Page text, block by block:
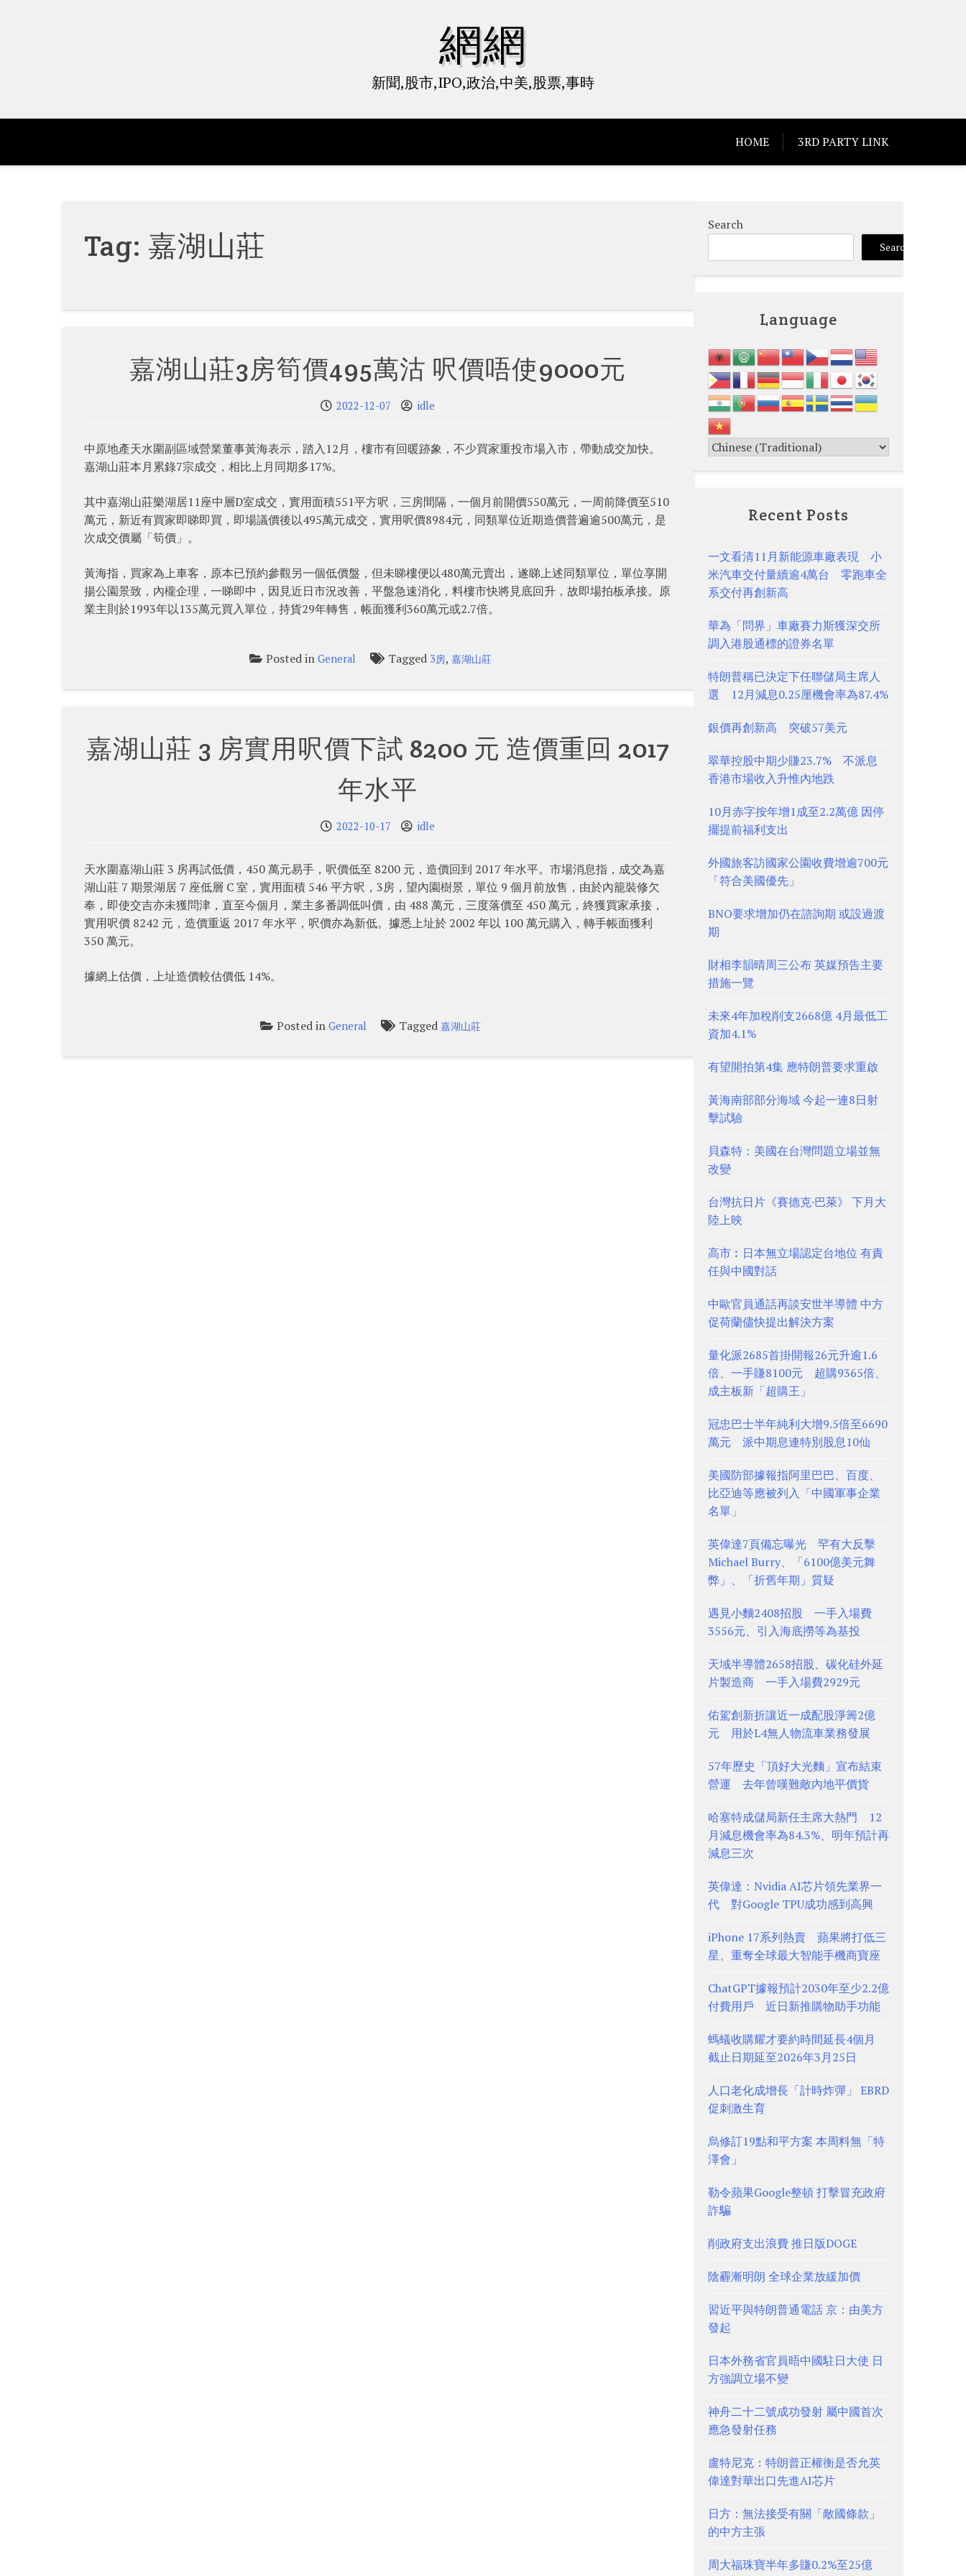
網網
新聞,股市,IPO,政治,中美,股票,事時
HOME 3RD PARTY LINK
Tag: 嘉湖山莊
嘉湖山莊3房筍價495萬沽 呎價唔使9000元
2022-12-07 idle
中原地產天水圍副區域營業董事黃海表示，踏入12月，樓市有回暖跡象，不少買家重投市場入市，帶動成交加快。
嘉湖山莊本月累錄7宗成交，相比上月同期多17%。
其中嘉湖山莊樂湖居11座中層D室成交，實用面積551平方呎，三房間隔，一個月前開價550萬元，一周前降價至510
萬元，新近有買家即睇即買，即場議價後以495萬元成交，實用呎價8984元，同類單位近期造價普遍逾500萬元，是
次成交價屬「筍價」。
黃海指，買家為上車客，原本已預約參觀另一個低價盤，但未睇樓便以480萬元賣出，遂睇上述同類單位，單位享開
揚公園景致，內櫳企理，一睇即中，因見近日市況改善，平盤急速消化，料樓市快將見底回升，故即場拍板承接。原
業主則於1993年以135萬元買入單位，持貨29年轉售，帳面獲利360萬元或2.7倍。
Posted inGeneral Tagged 3房,嘉湖山莊
嘉湖山莊 3 房實用呎價下試 8200 元 造價重回 2017
年水平
2022-10-17 idle
天水圍嘉湖山莊 3 房再試低價，450 萬元易手，呎價低至 8200 元，造價回到 2017 年水平。市場消息指，成交為嘉
湖山莊 7 期景湖居 7 座低層 C 室，實用面積 546 平方呎，3房，望內園樹景，單位 9 個月前放售，由於內籠裝修欠
奉，即使交吉亦未獲問津，直至今個月，業主多番調低叫價，由 488 萬元，三度落價至 450 萬元，終獲買家承接，
實用呎價 8242 元，造價重返 2017 年水平，呎價亦為新低。據悉上址於 2002 年以 100 萬元購入，轉手帳面獲利
350 萬元。
據網上估價，上址造價較估價低 14%。
Posted inGeneral Tagged嘉湖山莊
Search
Search
Language
Recent Posts
一文看清11月新能源車廠表現 小
米汽車交付量續逾4萬台 零跑車全
系交付再創新高
華為「問界」車廠賽力斯獲深交所
調入港股通標的證券名單
特朗普稱已決定下任聯儲局主席人
選 12月減息0.25厘機會率為87.4%
銀價再創新高 突破57美元
翠華控股中期少賺23.7% 不派息
香港市場收入升惟內地跌
10月赤字按年增1成至2.2萬億 因停
擺提前福利支出
外國旅客訪國家公園收費增逾700元
「符合美國優先」
BNO要求增加仍在諮詢期 或設過渡
期
財相李韻晴周三公布 英媒預告主要
措施一覽
未來4年加稅削支2668億 4月最低工
資加4.1%
有望開拍第4集 應特朗普要求重啟
黃海南部部分海域 今起一連8日射
擊試驗
貝森特：美國在台灣問題立場並無
改變
台灣抗日片《賽德克·巴萊》 下月大
陸上映
高市︰日本無立場認定台地位 有責
任與中國對話
中歐官員通話再談安世半導體 中方
促荷蘭儘快提出解決方案
量化派2685首掛開報26元升逾1.6
倍、一手賺8100元 超購9365倍、
成主板新「超購王」
冠忠巴士半年純利大增9.5倍至6690
萬元 派中期息連特別股息10仙
美國防部據報指阿里巴巴、百度、
比亞迪等應被列入「中國軍事企業
名單」
英偉達7頁備忘曝光 罕有大反擊
Michael Burry、「6100億美元舞
弊」、「折舊年期」質疑
遇見小麵2408招股 一手入場費
3556元、引入海底撈等為基投
天域半導體2658招股、碳化硅外延
片製造商 一手入場費2929元
佑駕創新折讓近一成配股淨籌2億
元 用於L4無人物流車業務發展
57年歷史「頂好大光麵」宣布結束
營運 去年曾嘆難敵內地平價貨
哈塞特成儲局新任主席大熱門 12
月減息機會率為84.3%、明年預計再
減息三次
英偉達：Nvidia AI芯片領先業界一
代 對Google TPU成功感到高興
iPhone 17系列熱賣 蘋果將打低三
星、重奪全球最大智能手機商寶座
ChatGPT據報預計2030年至少2.2億
付費用戶 近日新推購物助手功能
螞蟻收購耀才要約時間延長4個月
截止日期延至2026年3月25日
人口老化成增長「計時炸彈」 EBRD
促刺激生育
烏修訂19點和平方案 本周料無「特
澤會」
勒令蘋果Google整頓 打擊冒充政府
詐騙
削政府支出浪費 推日版DOGE
陰霾漸明朗 全球企業放緩加價
習近平與特朗普通電話 京：由美方
發起
日本外務省官員晤中國駐日大使 日
方強調立場不變
神舟二十二號成功發射 屬中國首次
應急發射任務
盧特尼克：特朗普正權衡是否允英
偉達對華出口先進AI芯片
日方：無法接受有關「敵國條款」
的中方主張
周大福珠寶半年多賺0.2%至25億